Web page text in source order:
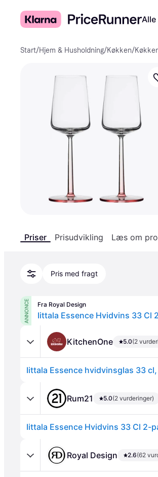
Start/Hjem & Husholdning/Køkken/
Priser Prisudvikling Læs om
Pris med fragt
ANNONCE Fra Royal Design
KitchenOne 5.0(2
Iittala Essence hvidvinsglas 33
Rum21 5.0(2 vurderinger)
Royal Design 2.6(62